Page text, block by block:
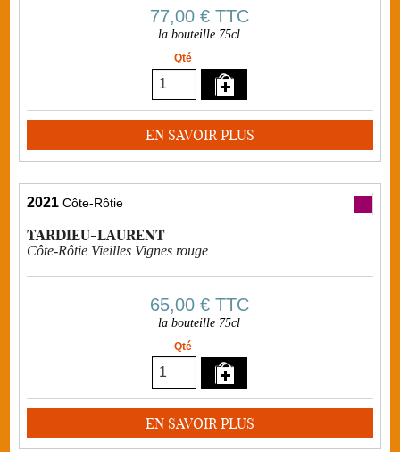
77,00 €TTC
la bouteille 75cl
Qté
EN SAVOIR PLUS
2021 Côte-Rôtie
TARDIEU-LAURENT
Côte-Rôtie Vieilles Vignes rouge
65,00 €TTC
la bouteille 75cl
Qté
EN SAVOIR PLUS